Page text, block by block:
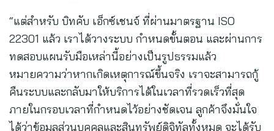
“แต่สำหรับ บิทคับ เอ็กซ์เชนจ์ ที่ผ่านมาตรฐาน ISO
22301 แล้ว เราได้วางระบบ กำหนดขั้นตอน และผ่านการ
ทดสอบแผนรับมือเหล่านี้อย่างเป็นรูปธรรมแล้ว
หมายความว่าหากเกิดเหตุการณ์ขึ้นจริง เราจะสามารถกู้
คืนระบบและกลับมาให้บริการได้ในเวลาที่รวดเร็วที่สุด
ภายในกรอบเวลาที่กำหนดไว้อย่างชัดเจน ลูกค้าจึงมั่นใจ
ได้ว่าข้อมูลส่วนบุคคลและสินทรัพย์ดิจิทัลทั้งหมด จะได้รับ